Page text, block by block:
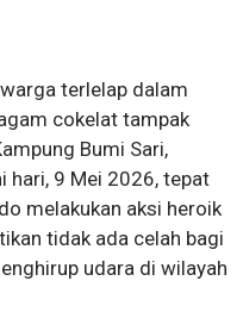
terlelap dalam
cokelat tampak
Bumi Sari,
hari, 9 Mei 2026, tepat
melakukan aksi heroik
tidak ada celah bagi
udara di wilayah